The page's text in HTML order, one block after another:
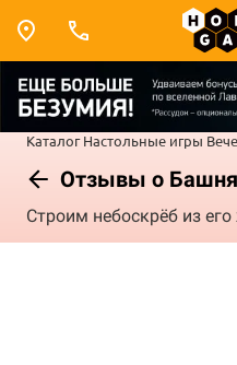
Каталог Настольные игры
Отзывы о Башня
Строим небоскрёб из